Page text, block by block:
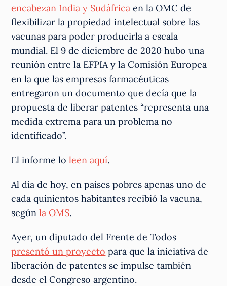
encabezan India y Sudáfrica en la OMC de
flexibilizar la propiedad intelectual sobre las
vacunas para poder producirla a escala
mundial. El 9 de diciembre de 2020 hubo una
reunión entre la EFPIA y la Comisión Europea
en la que las empresas farmacéuticas
entregaron un documento que decía que la
propuesta de liberar patentes “representa una
medida extrema para un problema no
identificado”.
El informe loleen aquí.
Al día de hoy, en países pobres apenas uno de
cada quinientos habitantes recibió la vacuna,
segúnla OMS.
Ayer, un diputado del Frente de Todos
presentó un proyecto para que la iniciativa de
liberación de patentes se impulse también
desde el Congreso argentino.